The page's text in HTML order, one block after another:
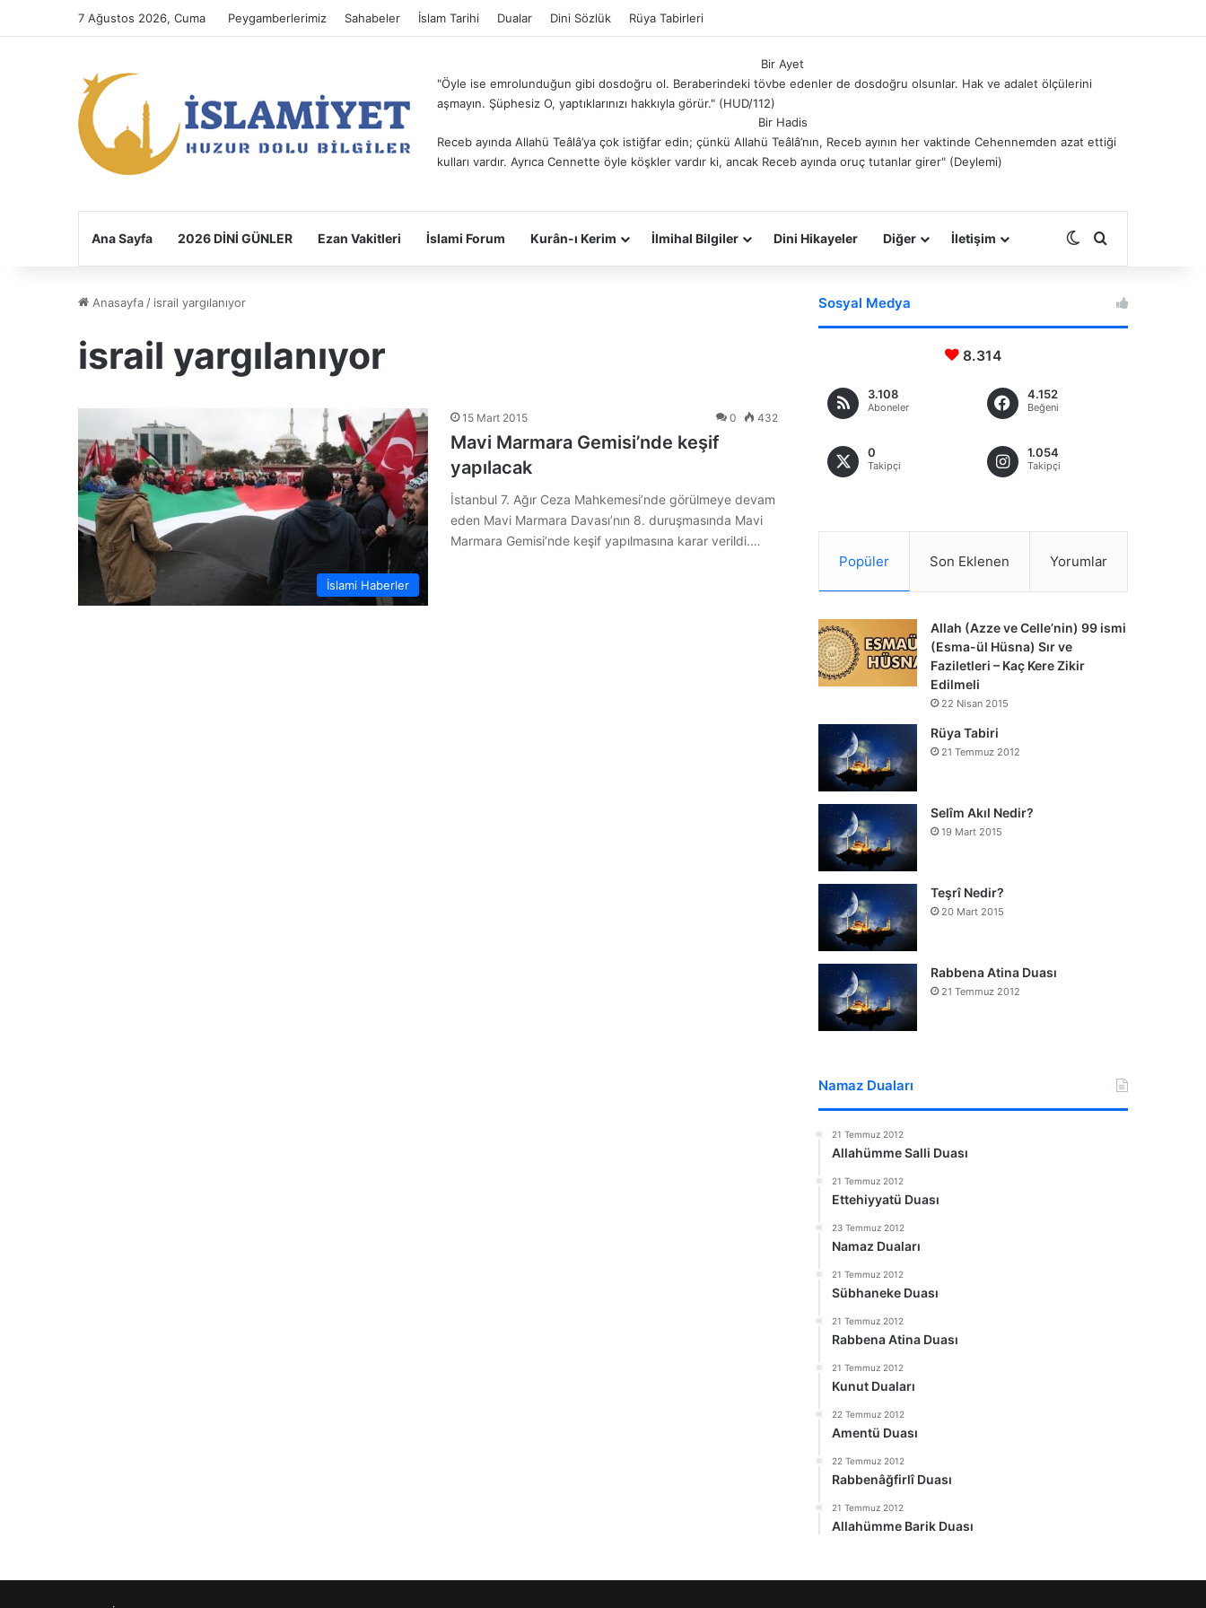
7 Ağustos 2026, Cuma Peygamberlerimiz Sahabeler İslam Tarihi Dualar Dini Sözlük Rüya Tabirleri
Bir Ayet
"Öyle ise emrolunduğun gibi dosdoğru ol. Beraberindeki tövbe edenler de dosdoğru olsunlar. Hak ve adalet ölçülerini
aşmayın. Şüphesiz O, yaptıklarınızı hakkıyla görür." (HUD/112)
Bir Hadis
Receb ayında Allahü Teâlâ’ya çok istiğfar edin; çünkü Allahü Teâlâ’nın, Receb ayının her vaktinde Cehennemden azat ettiği
kulları vardır. Ayrıca Cennette öyle köşkler vardır ki, ancak Receb ayında oruç tutanlar girer" (Deylemi)
Ana Sayfa 2026 DİNİ GÜNLER Ezan Vakitleri İslami Forum Kurân-ı Kerim İlmihal Bilgiler Dini Hikayeler Diğer İletişim Dış görünümü
Anasayfa / israil yargılanıyor
israil yargılanıyor
İslami Haberler
15 Mart 2015 0 432
Mavi Marmara Gemisi’nde keşif
yapılacak
İstanbul 7. Ağır Ceza Mahkemesi’nde görülmeye devam
eden Mavi Marmara Davası’nın 8. duruşmasında Mavi
Marmara Gemisi’nde keşif yapılmasına karar verildi.…
Sosyal Medya
8.314
3.108
Aboneler
4.152
Beğeni
0
Takipçi
1.054
Takipçi
Popüler Son Eklenen Yorumlar
Allah (Azze ve Celle’nin) 99 ismi
(Esma-ül Hüsna) Sır ve
Faziletleri – Kaç Kere Zikir
Edilmeli
22 Nisan 2015
Rüya Tabiri
21 Temmuz 2012
Selîm Akıl Nedir?
19 Mart 2015
Teşrî Nedir?
20 Mart 2015
Rabbena Atina Duası
21 Temmuz 2012
Namaz Duaları
21 Temmuz 2012
Allahümme Salli Duası
21 Temmuz 2012
Ettehiyyatü Duası
23 Temmuz 2012
Namaz Duaları
21 Temmuz 2012
Sübhaneke Duası
21 Temmuz 2012
Rabbena Atina Duası
21 Temmuz 2012
Kunut Duaları
22 Temmuz 2012
Amentü Duası
22 Temmuz 2012
Rabbenâğfirlî Duası
21 Temmuz 2012
Allahümme Barik Duası